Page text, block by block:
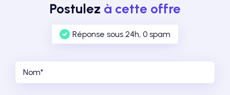
Postulez à cette offre
Réponse sous 24h, 0 spam